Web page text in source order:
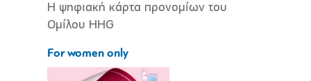
Η ψηφιακή κάρτα προνομίων του
Ομίλου HHG
For women only